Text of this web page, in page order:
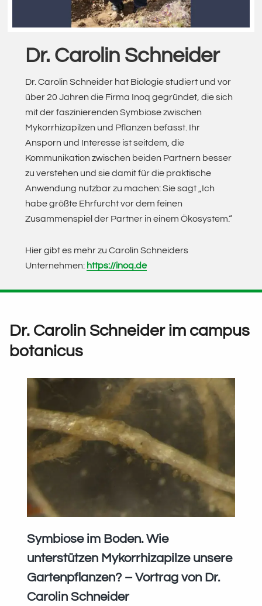
Dr. Carolin Schneider
Dr. Carolin Schneider hat Biologie studiert und vor
über 20 Jahren die Firma Inoq gegründet, die sich
mit der faszinierenden Symbiose zwischen
Mykorrhizapilzen und Pflanzen befasst. Ihr
Ansporn und Interesse ist seitdem, die
Kommunikation zwischen beiden Partnern besser
zu verstehen und sie damit für die praktische
Anwendung nutzbar zu machen: Sie sagt „Ich
habe größte Ehrfurcht vor dem feinen
Zusammenspiel der Partner in einem Ökosystem.“
Hier gibt es mehr zu Carolin Schneiders
Unternehmen: https://inoq.de
Dr. Carolin Schneider im campus
botanicus
Symbiose im Boden. Wie
unterstützen Mykorrhizapilze unsere
Gartenpflanzen? – Vortrag von Dr.
Carolin Schneider